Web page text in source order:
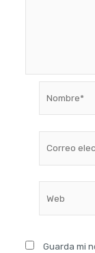
Guarda mi